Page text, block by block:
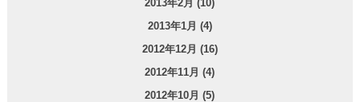
2013年2月 (10)
2013年1月 (4)
2012年12月 (16)
2012年11月 (4)
2012年10月 (5)